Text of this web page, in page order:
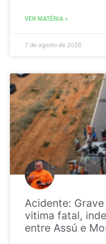
VER MATÉRIA »
7 de agosto de 2026
Acidente:
vitima fatal,
entre Assú e